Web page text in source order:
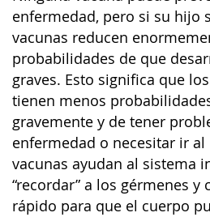
enfermedad, pero si su hijo
vacunas reducen
probabilidades de que
graves. Esto significa que
tienen menos
gravemente y de tener
enfermedad o necesitar ir al
vacunas ayudan al sistema
“recordar” a los gérmenes
rápido para que el cuerpo